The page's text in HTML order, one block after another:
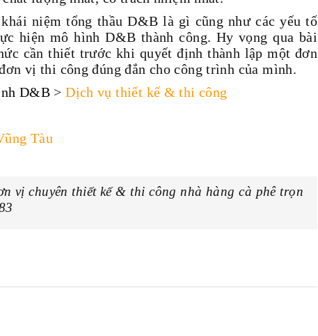
niệm tổng thầu D&B là gì cũng như các yếu tố
hiện mô hình D&B thành công. Hy vọng qua bài
cần thiết trước khi quyết định thành lập một đơn
vị thi công đúng đắn cho công trình của mình.
D&B >Dịch vụ thiết kế & thi công
Tàu
vị chuyên thiết kế & thi công nhà hàng cà phê trọn